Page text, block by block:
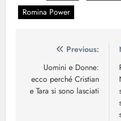
Romina Power
Navigazione
articoli
Previous:
Uomini e Donne:
ecco perché Cristian
e Tara si sono lasciati